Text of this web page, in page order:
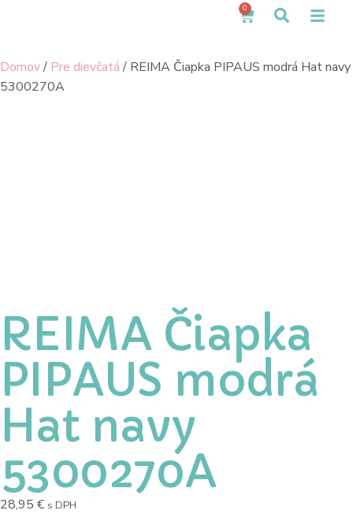
0
Domov/ Pre dievčatá/ REIMA Čiapka PIPAUS modrá Hat navy
5300270A
REIMA Čiapka
PIPAUS modrá
Hat navy
5300270A
28,95 € s DPH